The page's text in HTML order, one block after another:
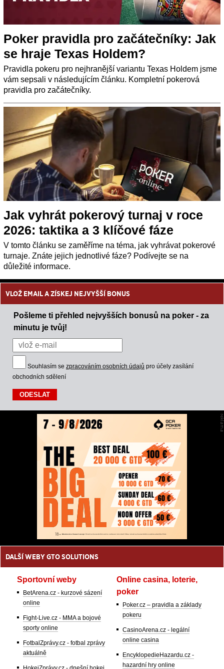
Poker pravidla pro začátečníky: Jak
se hraje Texas Holdem?
Pravidla pokeru pro nejhranější variantu Texas Holdem jsme
vám sepsali v následujícím článku. Kompletní pokerová
pravidla pro začátečníky.
Jak vyhrát pokerový turnaj v roce
2026: taktika a 3 klíčové fáze
V tomto článku se zaměříme na téma, jak vyhrávat pokerové
turnaje. Znáte jejich jednotlivé fáze? Podívejte se na
důležité informace.
VLOŽ EMAIL A ZÍSKEJ NEJVYŠŠÍ BONUS
Pošleme ti přehled nejvyšších bonusů na poker - za
minutu je tvůj!
Souhlasím se zpracováním osobních údajů pro účely zasílání
obchodních sdělení
DALŠÍ WEBY GTO SOLUTIONS
Sportovní weby
BetArena.cz - kurzové sázení
online
Fight-Live.cz - MMA a bojové
sporty online
FotbalZprávy.cz - fotbal zprávy
aktuálně
Online casina, loterie,
poker
Poker.cz – pravidla a základy
pokeru
CasinoArena.cz - legální
online casina
EncyklopedieHazardu.cz -
hazardní hry online